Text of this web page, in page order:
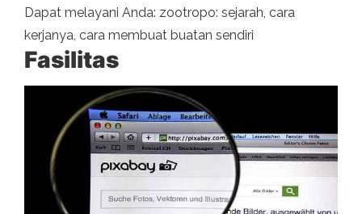
Dapat melayani Anda: zootropo: sejarah, cara
kerjanya, cara membuat buatan sendiri
Fasilitas